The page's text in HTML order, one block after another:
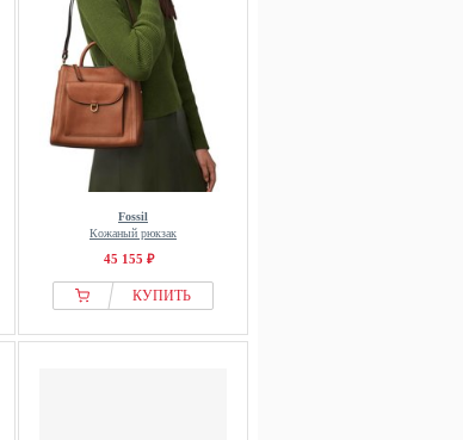
Fossil
Кожаный рюкзак
45 155 ₽
КУПИТЬ